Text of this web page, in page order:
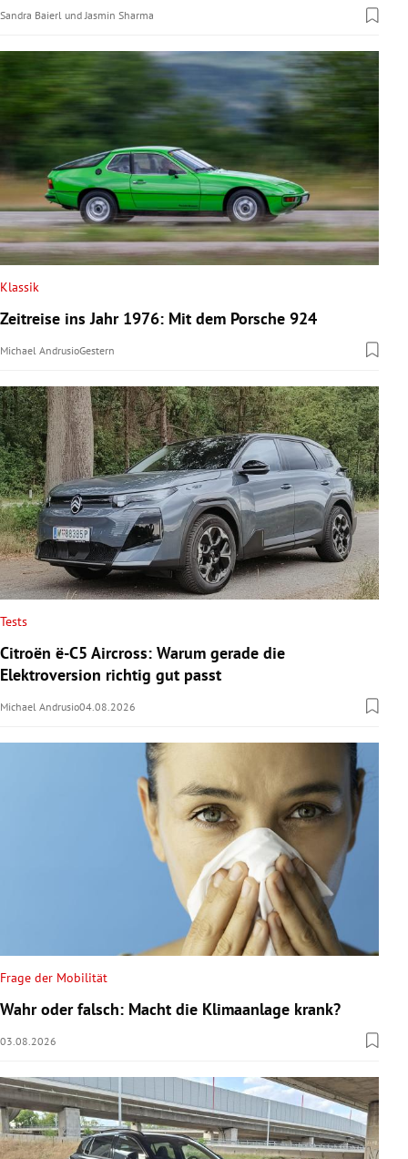
Sandra Baierl undJasmin Sharma
Klassik
Zeitreise ins Jahr 1976: Mit dem Porsche 924
Michael AndrusioGestern
Tests
Citroën ë-C5 Aircross: Warum gerade die
Elektroversion richtig gut passt
Michael Andrusio04.08.2026
Frage der Mobilität
Wahr oder falsch: Macht die Klimaanlage krank?
03.08.2026